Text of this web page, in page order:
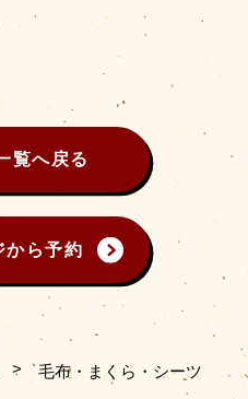
覧へ戻る
から予約
毛布・まくら・シーツ